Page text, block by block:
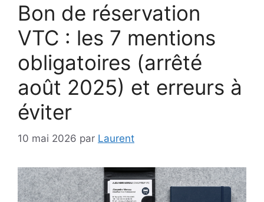
Bon de réservation
VTC : les 7 mentions
obligatoires (arrêté
août 2025) et erreurs à
éviter
10 mai 2026 par Laurent